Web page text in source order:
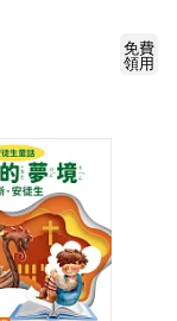
免費
領用